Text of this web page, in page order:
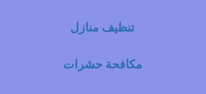
تنظيف منازل
مكافحة حشرات